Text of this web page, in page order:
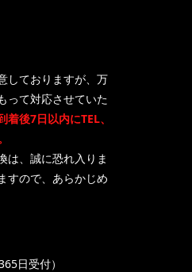
しておりますが、万
って対応させていた
着後7日以内にTEL、
は、誠に恐れ入りま
すので、あらかじめ
日受付）